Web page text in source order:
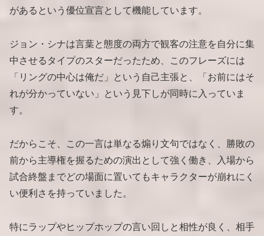
があるという優位宣言として機能しています。
ジョン・シナは言葉と態度の両方で観客の注意を自分に集
中させるタイプのスターだったため、このフレーズには
「リングの中心は俺だ」という自己主張と、「お前にはそ
れが分かっていない」という見下しが同時に入っていま
す。
だからこそ、この一言は単なる煽り文句ではなく、勝敗の
前から主導権を握るための演出として強く働き、入場から
試合終盤までどの場面に置いてもキャラクターが崩れにく
い便利さを持っていました。
特にラップやヒップホップの言い回しと相性が良く、相手